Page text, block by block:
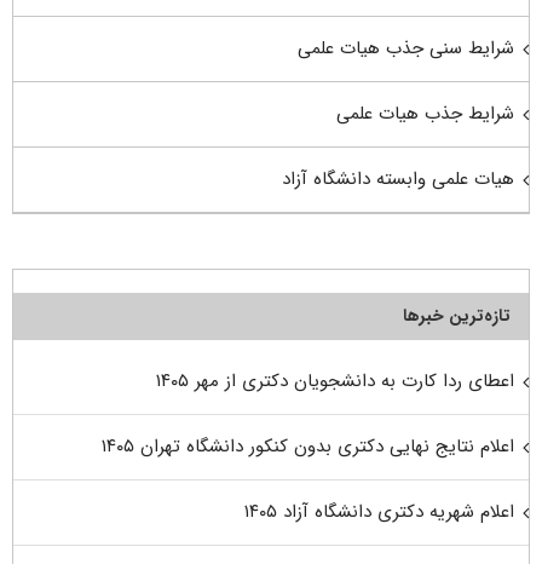
شرایط سنی جذب هیات علمی
شرایط جذب هیات علمی
هیات علمی وابسته دانشگاه آزاد
تازه‌ترین خبرها
اعطای ردا کارت به دانشجویان دکتری از مهر ۱۴۰۵
اعلام نتایج نهایی دکتری بدون کنکور دانشگاه تهران ۱۴۰۵
اعلام شهریه دکتری دانشگاه آزاد ۱۴۰۵